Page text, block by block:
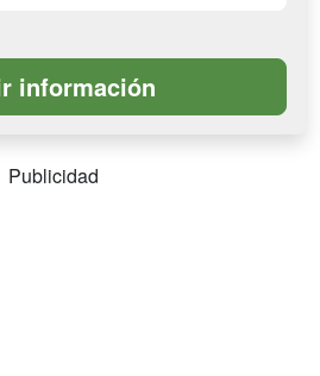
Publicidad